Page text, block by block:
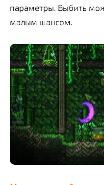
параметры. Выбить
малым шансом.